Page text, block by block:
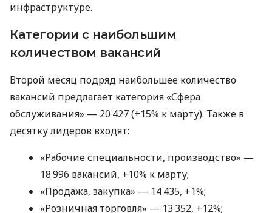
инфраструктуре.
Категории с наибольшим
количеством вакансий
Второй месяц подряд наибольшее количество
вакансий предлагает категория «Сфера
обслуживания» — 20 427 (+15% к марту). Также в
десятку лидеров входят:
«Рабочие специальности, производство» —
18 996 вакансий, +10% к марту;
«Продажа, закупка» — 14 435, +1%;
«Розничная торговля» — 13 352, +12%;